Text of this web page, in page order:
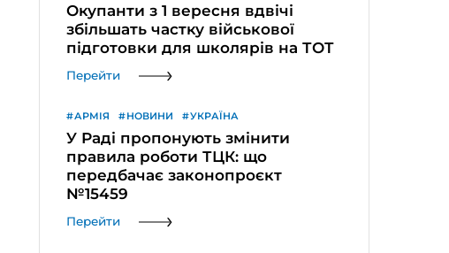
Окупанти з 1 вересня вдвічі
збільшать частку військової
підготовки для школярів на ТОТ
Перейти
АРМІЯ НОВИНИ УКРАЇНА
У Раді пропонують змінити
правила роботи ТЦК: що
передбачає законопроєкт
№15459
Перейти